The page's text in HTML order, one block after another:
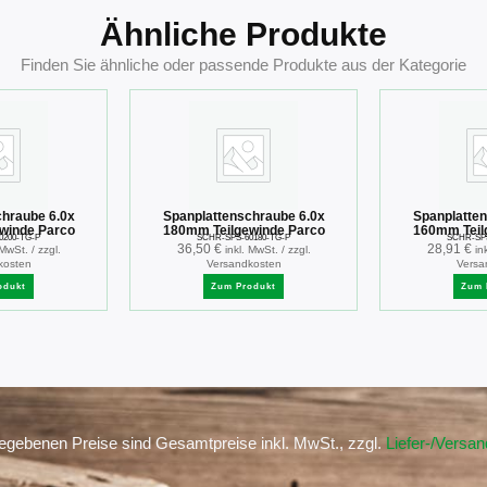
Ähnliche Produkte
Finden Sie ähnliche oder passende Produkte aus der Kategorie
6.0x
Parco
TG-P
/ zzgl.
Spanplattenschraube 6.0x
180mm Teilgewinde Parco
SCHR-SPS-60180-TG-P
36,50 € inkl. MwSt. / zzgl.
Versandkosten
Zum Produkt
160mmSCHR-
28,91 €
Zum
Preise sind Gesamtpreise inkl. MwSt., zzgl. Liefer-/